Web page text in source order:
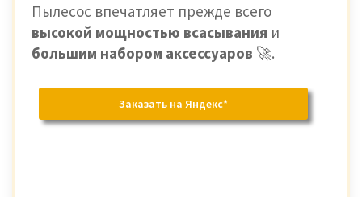
Пылесос впечатляет прежде всего
высокой мощностью всасывания и
большим набором аксессуаров 🚀.
Заказать на Яндекс*